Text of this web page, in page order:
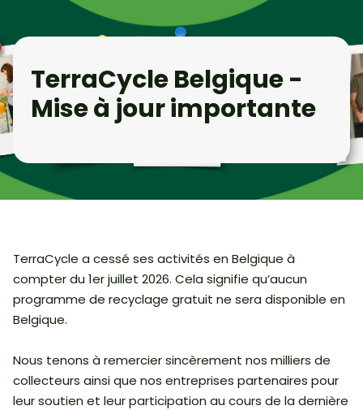
TerraCycle Belgique -
Mise à jour importante
TerraCycle a cessé ses activités en Belgique à
compter du 1er juillet 2026. Cela signifie qu’aucun
programme de recyclage gratuit ne sera disponible en
Belgique.
Nous tenons à remercier sincèrement nos milliers de
collecteurs ainsi que nos entreprises partenaires pour
leur soutien et leur participation au cours de la dernière